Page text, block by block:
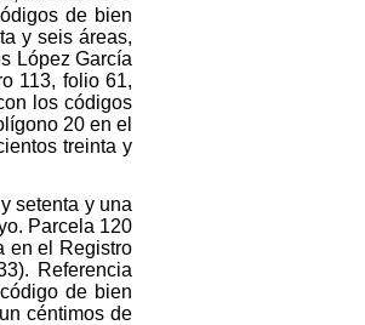
de bien
y seis áreas,
López García
113, folio 61,
los códigos
20 en el
treinta y
setenta y una
Parcela 120
en el Registro
Referencia
de bien
céntimos de